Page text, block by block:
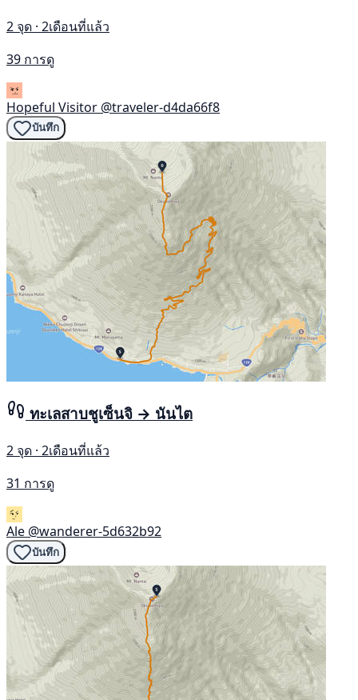
2 จุด · 2เดือนที่แล้ว
39 การดู
Hopeful Visitor @traveler-d4da66f8
บันทึก
ทะเลสาบชูเซ็นจิ → นันไต
2 จุด · 2เดือนที่แล้ว
31 การดู
Ale @wanderer-5d632b92
บันทึก